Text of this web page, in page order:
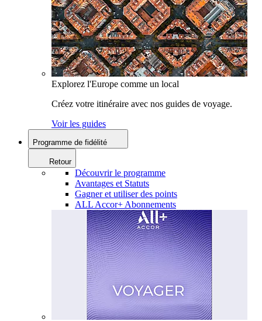
Explorez l'Europe comme un local
Créez votre itinéraire avec nos guides de voyage.
Voir les guides
Programme de fidélité
Retour
Découvrir le programme
Avantages et Statuts
Gagner et utiliser des points
ALL Accor+ Abonnements